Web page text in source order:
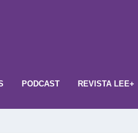
PODCAST REVISTA LEE+